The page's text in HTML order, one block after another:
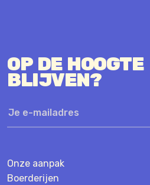
OP DE HOOGTE
BLIJVEN?
Onze aanpak
Boerderijen